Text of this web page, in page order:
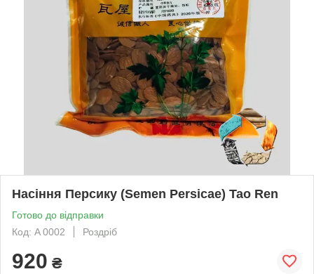
Насіння Персику (Semen Persicae) Tao Ren
Готово до відправки
Код: A 0002
Роздріб
920 ₴